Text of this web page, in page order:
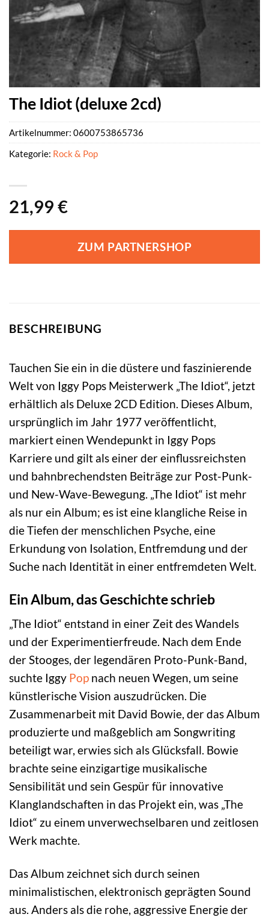
The Idiot (deluxe 2cd)
21,99 €
ZUM PARTNERSHOP
Artikelnummer: 0600753865736
Kategorie: Rock & Pop
BESCHREIBUNG
Tauchen Sie ein in die düstere und faszinierende
Welt von Iggy Pops Meisterwerk „The Idiot“, jetzt
erhältlich als Deluxe 2CD Edition. Dieses Album,
ursprünglich im Jahr 1977 veröffentlicht,
markiert einen Wendepunkt in Iggy Pops
Karriere und gilt als einer der einflussreichsten
und bahnbrechendsten Beiträge zur Post-Punk-
und New-Wave-Bewegung. „The Idiot“ ist mehr
als nur ein Album; es ist eine klangliche Reise in
die Tiefen der menschlichen Psyche, eine
Erkundung von Isolation, Entfremdung und der
Suche nach Identität in einer entfremdeten Welt.
Ein Album, das Geschichte schrieb
„The Idiot“ entstand in einer Zeit des Wandels
und der Experimentierfreude. Nach dem Ende
der Stooges, der legendären Proto-Punk-Band,
suchte Iggy Pop nach neuen Wegen, um seine
künstlerische Vision auszudrücken. Die
Zusammenarbeit mit David Bowie, der das Album
produzierte und maßgeblich am Songwriting
beteiligt war, erwies sich als Glücksfall. Bowie
brachte seine einzigartige musikalische
Sensibilität und sein Gespür für innovative
Klanglandschaften in das Projekt ein, was „The
Idiot“ zu einem unverwechselbaren und zeitlosen
Werk machte.
Das Album zeichnet sich durch seinen
minimalistischen, elektronisch geprägten Sound
aus. Anders als die rohe, aggressive Energie der